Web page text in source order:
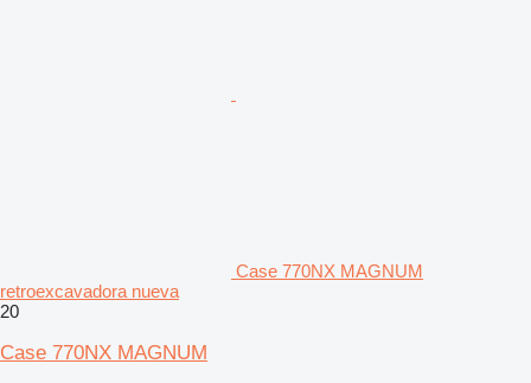
Case 770NX MAGNUM
retroexcavadora nueva
20
Case 770NX MAGNUM